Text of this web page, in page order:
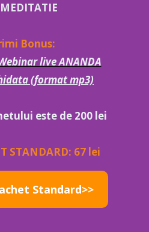
Bonus:
live ANANDA
(format mp3)
este de 200 lei
STANDARD: 67 lei
Standard>>